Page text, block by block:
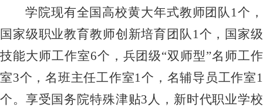
学院现有全国高校黄大年式教师团队 1个，
国家级职业教育教师创新培育团队1个，国家级
技能大师工作室6个，兵团级“双师型”名师工作
室3个，名班主任工作室1个，名辅导员工作室1
个。享受国务院特殊津贴3人，新时代职业学校